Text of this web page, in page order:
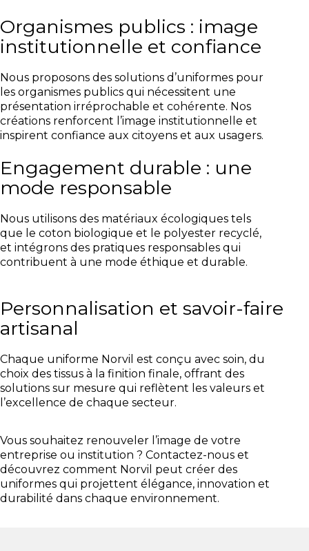
Organismes publics : image
institutionnelle et confiance
Nous proposons des solutions d’uniformes pour
les organismes publics qui nécessitent une
présentation irréprochable et cohérente. Nos
créations renforcent l’image institutionnelle et
inspirent confiance aux citoyens et aux usagers.
Engagement durable : une
mode responsable
Nous utilisons des matériaux écologiques tels
que le coton biologique et le polyester recyclé,
et intégrons des pratiques responsables qui
contribuent à une mode éthique et durable.
Personnalisation et savoir-faire
artisanal
Chaque uniforme Norvil est conçu avec soin, du
choix des tissus à la finition finale, offrant des
solutions sur mesure qui reflètent les valeurs et
l’excellence de chaque secteur.
Vous souhaitez renouveler l’image de votre
entreprise ou institution ? Contactez-nous et
découvrez comment Norvil peut créer des
uniformes qui projettent élégance, innovation et
durabilité dans chaque environnement.